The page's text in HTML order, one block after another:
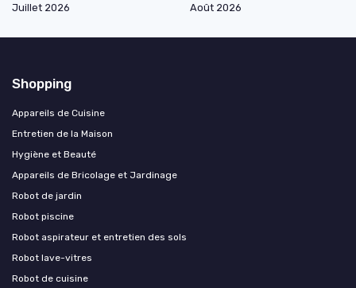
Juillet 2026
Août 2026
Shopping
Appareils de Cuisine
Entretien de la Maison
Hygiène et Beauté
Appareils de Bricolage et Jardinage
Robot de jardin
Robot piscine
Robot aspirateur et entretien des sols
Robot lave-vitres
Robot de cuisine